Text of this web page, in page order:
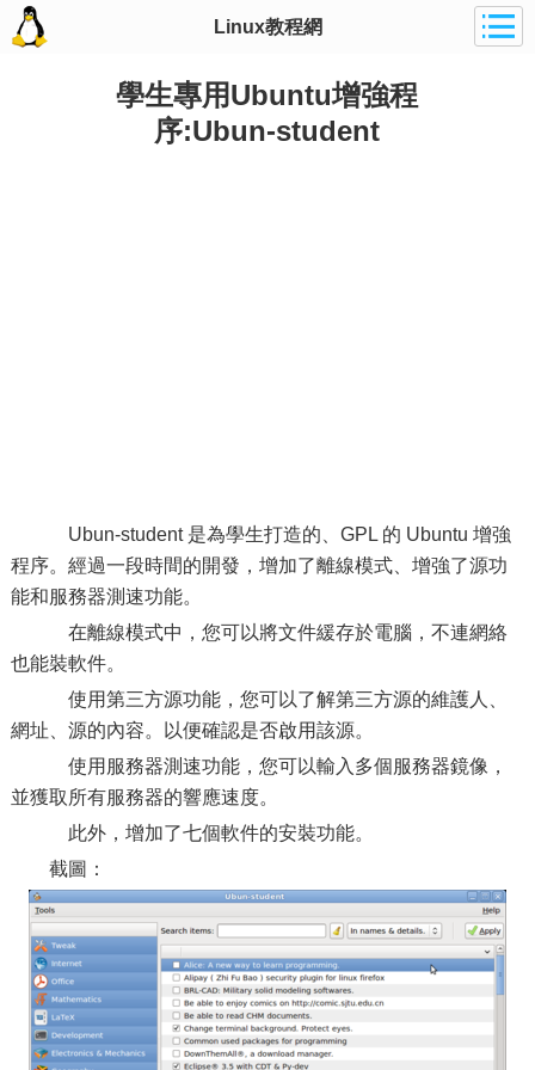
Linux教程網
學生專用Ubuntu增強程
序:Ubun-student
Ubun-student 是為學生打造的、GPL 的 Ubuntu 增強
程序。經過一段時間的開發，增加了離線模式、增強了源功
能和服務器測速功能。
在離線模式中，您可以將文件緩存於電腦，不連網絡
也能裝軟件。
使用第三方源功能，您可以了解第三方源的維護人、
網址、源的內容。以便確認是否啟用該源。
使用服務器測速功能，您可以輸入多個服務器鏡像，
並獲取所有服務器的響應速度。
此外，增加了七個軟件的安裝功能。
截圖：